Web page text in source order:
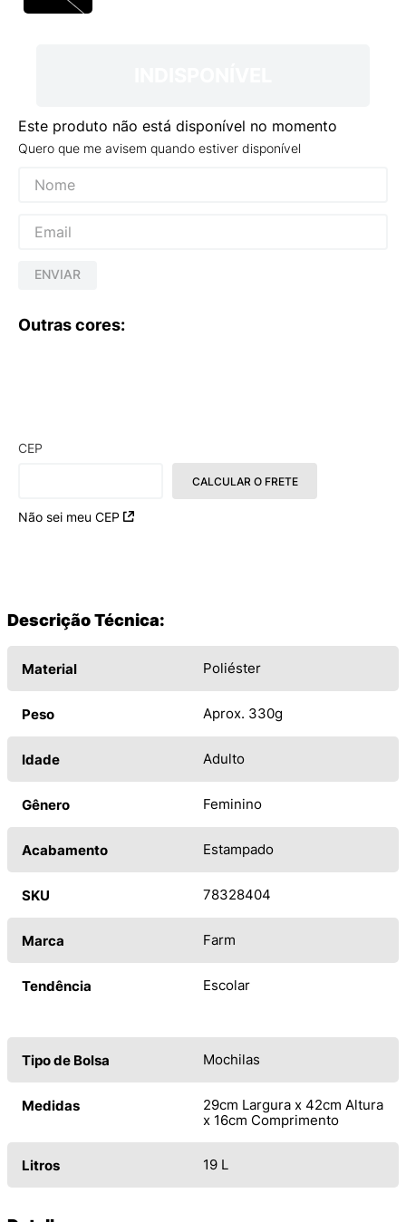
Este produto não está disponível no momento
Quero que me avisem quando estiver disponível
ENVIAR
Outras cores:
CEP
Não sei meu CEP
CALCULAR O FRETE
Descrição Técnica:
Material Poliéster
Peso Aprox. 330g
Idade Adulto
Gênero Feminino
Acabamento Estampado
SKU 78328404
Marca Farm
Tendência Escolar
Tipo de Bolsa Mochilas
Medidas
29cm Largura x 42cm Altura
x 16cm Comprimento
Litros 19 L
NEW 530